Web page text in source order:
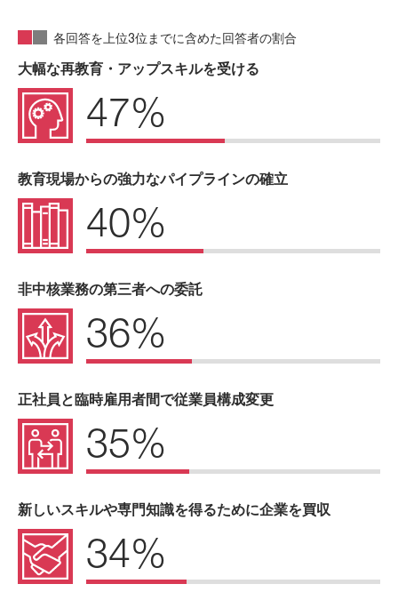
各回答を上位3位までに含めた回答者の割合
大幅な再教育・アップスキルを受ける
47%
教育現場からの強力なパイプラインの確立
40%
非中核業務の第三者への委託
36%
正社員と臨時雇用者間で従業員構成変更
35%
新しいスキルや専門知識を得るために企業を買収
34%